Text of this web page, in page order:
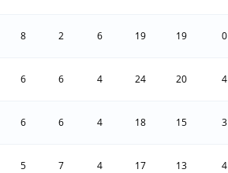
8 2 6 19 19 0
6 6 4 24 20 4
6 6 4 18 15 3
5 7 4 17 13 4